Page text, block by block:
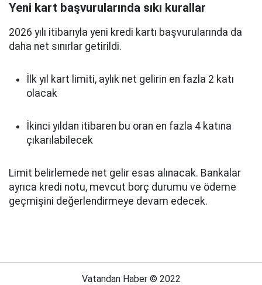
Yeni kart başvurularında sıkı kurallar
2026 yılı itibarıyla yeni kredi kartı başvurularında da
daha net sınırlar getirildi.
İlk yıl kart limiti, aylık net gelirin en fazla 2 katı
olacak
İkinci yıldan itibaren bu oran en fazla 4 katına
çıkarılabilecek
Limit belirlemede net gelir esas alınacak. Bankalar
ayrıca kredi notu, mevcut borç durumu ve ödeme
geçmişini değerlendirmeye devam edecek.
Vatandan Haber © 2022